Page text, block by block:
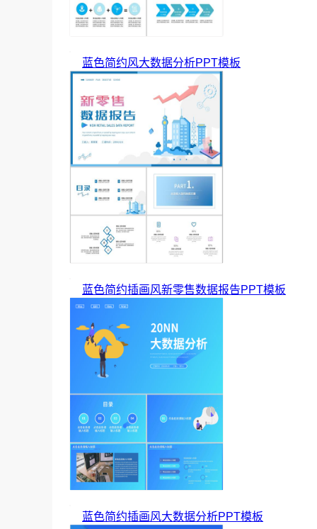
蓝色简约风大数据分析PPT模板
蓝色简约插画风新零售数据报告PPT模板
蓝色简约插画风大数据分析PPT模板